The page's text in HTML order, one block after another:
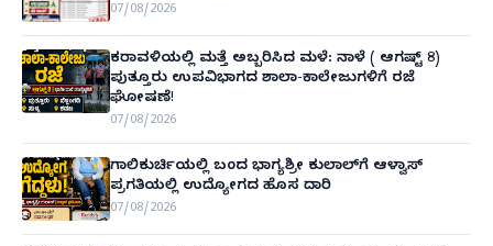
07/08/2026
ಕರಾವಳಿಯಲ್ಲಿ ಮತ್ತೆ ಅಬ್ಬರಿಸಿದ ಮಳೆ: ನಾಳೆ ( ಆಗಷ್ಟ್ 8)
ಪುತ್ತೂರು ಉಪವಿಭಾಗದ ಶಾಲಾ-ಕಾಲೇಜುಗಳಿಗೆ ರಜೆ
ಘೋಷಣೆ!
07/08/2026
ಗಾಲಿಕುರ್ಚಿಯಲ್ಲಿ ಬಂದ ಭಾಗ್ಯಶ್ರೀ ಕುಲಾಲ್‌ಗೆ ಆಳ್ವಾಸ್
ಪ್ರಗತಿಯಲ್ಲಿ ಉದ್ಯೋಗದ ಹೊಸ ದಾರಿ
07/08/2026